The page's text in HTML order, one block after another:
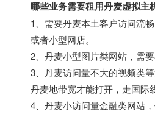
哪些业务需要租用丹麦虚拟主
1、需要丹麦本土客户访问流
或者小型网店。
2、丹麦小型图片类网站，需要
3、丹麦访问量不大的视频类
丹麦地带宽才能打开，走国际
4、丹麦小访问量金融类网站